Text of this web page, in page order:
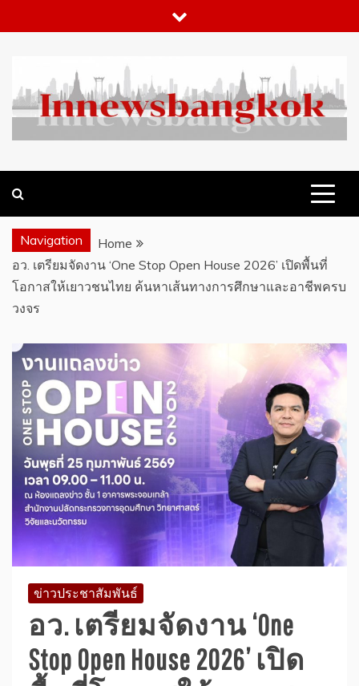
to
Navigation
Home
อว. เตรียมจัดงาน ‘One Stop Open House 2026’ เปิดพื้นที่
โอกาสให้เยาวชนไทย ค้นหาเส้นทางการศึกษาและอาชีพครบ
วงจร
ข่าวประชาสัมพันธ์
อว. เตรียมจัดงาน ‘One
Stop Open House 2026’ เปิด